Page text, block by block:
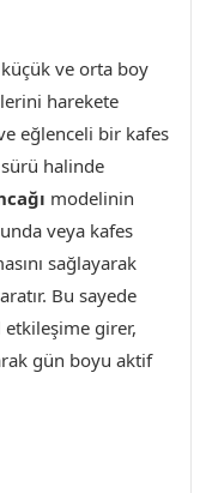
ve orta boy
harekete
eğlenceli bir kafes
sürü halinde
modelinin
veya kafes
sağlayarak
Bu sayede
girer,
gün boyu aktif